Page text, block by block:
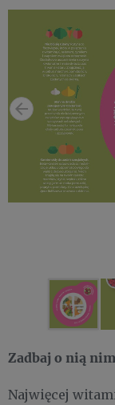
Zadbaj o nią
Najwięcej